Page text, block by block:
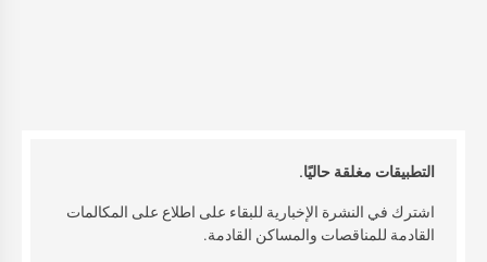
التطبيقات مغلقة حاليًا.
اشترك في النشرة الإخبارية للبقاء على اطلاع على المكالمات
القادمة للمناقصات والمساكن القادمة.